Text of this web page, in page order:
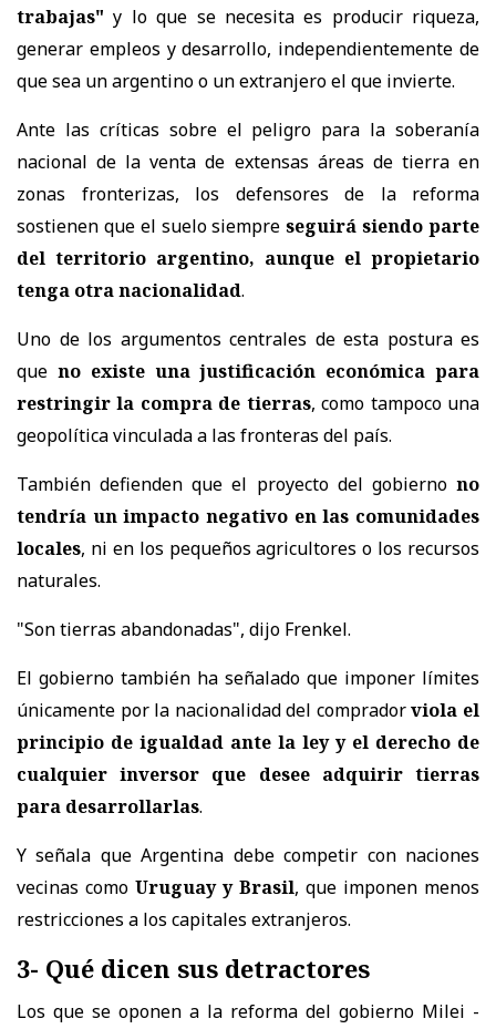
trabajas" y lo que se necesita es producir riqueza,
generar empleos y desarrollo, independientemente de
que sea un argentino o un extranjero el que invierte.
Ante las críticas sobre el peligro para la soberanía
nacional de la venta de extensas áreas de tierra en
zonas fronterizas, los defensores de la reforma
sostienen que el suelo siempreseguirá siendo parte
del territorio argentino, aunque el propietario
tenga otra nacionalidad.
Uno de los argumentos centrales de esta postura es
que no existe una justificación económica para
restringir la compra de tierras, como tampoco una
geopolítica vinculada a las fronteras del país.
También defienden que el proyecto del gobierno no
tendría un impacto negativo en las comunidades
locales, ni en los pequeños agricultores o los recursos
naturales.
"Son tierras abandonadas", dijo Frenkel.
El gobierno también ha señalado que imponer límites
únicamente por la nacionalidad del compradorviola el
principio de igualdad ante la ley y el derecho de
cualquier inversor que desee adquirir tierras
para desarrollarlas.
Y señala que Argentina debe competir con naciones
vecinas como Uruguay y Brasil, que imponen menos
restricciones a los capitales extranjeros.
3- Qué dicen sus detractores
Los que se oponen a la reforma del gobierno Milei -